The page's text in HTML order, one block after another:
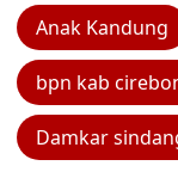
Anak Kandung
bpn kab
Damkar